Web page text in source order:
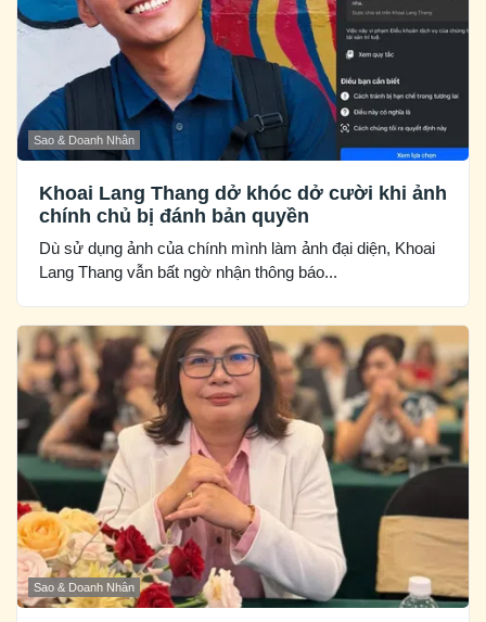
Sao & Doanh Nhân
Khoai Lang Thang dở khóc dở cười khi ảnh
chính chủ bị đánh bản quyền
Dù sử dụng ảnh của chính mình làm ảnh đại diện, Khoai
Lang Thang vẫn bất ngờ nhận thông báo...
Sao & Doanh Nhân